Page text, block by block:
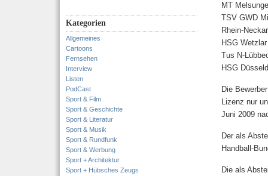
Kategorien
Allgemeines
Cartoons
Fernsehen
Interview
Listen
PodCast
Sport & Film
Sport & Geschichte
Sport & Literatur
Sport & Musik
Sport & Rundfunk
Sport & Werbung
Sport + Architektur
Sport + Hübsches Zeugs
MT
TSV GWD
Rhein-
HSG Wetzlar
Tus N-
HSG
Die
Lizenz nur
Juni 2009
Der als
Handball-
Die als